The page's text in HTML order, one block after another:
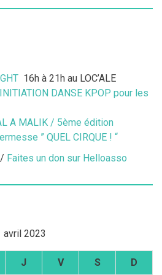
16h à 21h au LOC’ALE
INITIATION DANSE KPOP pour les
A MALIK / 5ème édition
” QUEL CIRQUE ! “
Faites un don sur Helloasso
avril 2023
J V S D